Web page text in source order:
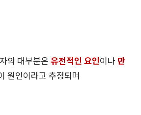
의 대부분은 유전적인 요인이나 만
원인이라고 추정되며